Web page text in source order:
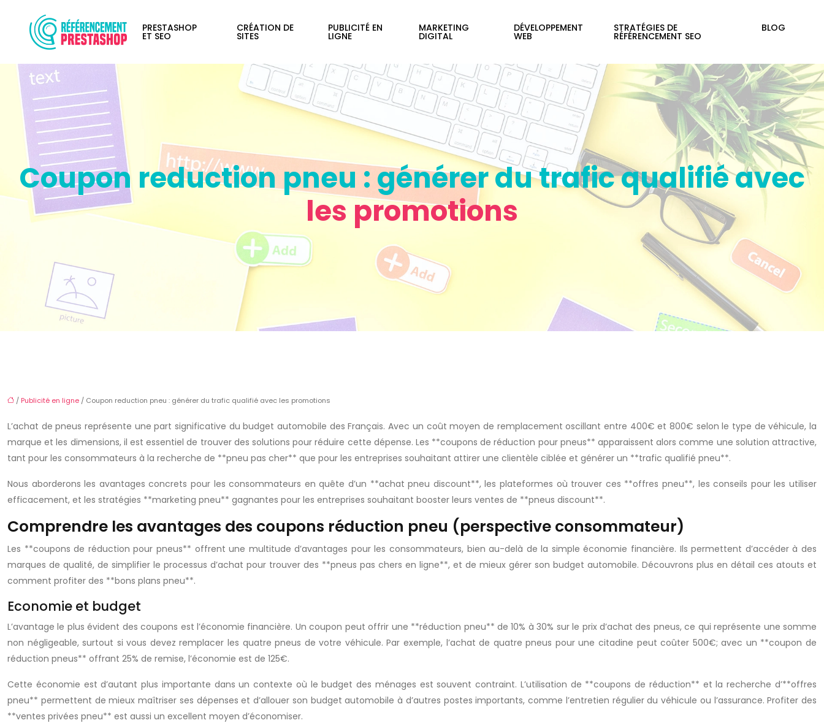
PRESTASHOP
ET SEO
CRÉATION DE
SITES
PUBLICITÉ EN
LIGNE
MARKETING
DIGITAL
DÉVELOPPEMENT
WEB
STRATÉGIES DE
RÉFÉRENCEMENT SEO
BLOG
Coupon reduction pneu : générer du trafic qualifié avec
les promotions
/ Publicité en ligne / Coupon reduction pneu : générer du trafic qualifié avec les promotions
L’achat de pneus représente une part significative du budget automobile des Français. Avec un coût moyen de remplacement oscillant entre 400€ et 800€ selon le type de véhicule, la
marque et les dimensions, il est essentiel de trouver des solutions pour réduire cette dépense. Les **coupons de réduction pour pneus** apparaissent alors comme une solution attractive,
tant pour les consommateurs à la recherche de **pneu pas cher** que pour les entreprises souhaitant attirer une clientèle ciblée et générer un **trafic qualifié pneu**.
Nous aborderons les avantages concrets pour les consommateurs en quête d’un **achat pneu discount**, les plateformes où trouver ces **offres pneu**, les conseils pour les utiliser
efficacement, et les stratégies **marketing pneu** gagnantes pour les entreprises souhaitant booster leurs ventes de **pneus discount**.
Comprendre les avantages des coupons réduction pneu (perspective consommateur)
Les **coupons de réduction pour pneus** offrent une multitude d’avantages pour les consommateurs, bien au-delà de la simple économie financière. Ils permettent d’accéder à des
marques de qualité, de simplifier le processus d’achat pour trouver des **pneus pas chers en ligne**, et de mieux gérer son budget automobile. Découvrons plus en détail ces atouts et
comment profiter des **bons plans pneu**.
Economie et budget
L’avantage le plus évident des coupons est l’économie financière. Un coupon peut offrir une **réduction pneu** de 10% à 30% sur le prix d’achat des pneus, ce qui représente une somme
non négligeable, surtout si vous devez remplacer les quatre pneus de votre véhicule. Par exemple, l’achat de quatre pneus pour une citadine peut coûter 500€; avec un **coupon de
réduction pneus** offrant 25% de remise, l’économie est de 125€.
Cette économie est d’autant plus importante dans un contexte où le budget des ménages est souvent contraint. L’utilisation de **coupons de réduction** et la recherche d’**offres
pneu** permettent de mieux maîtriser ses dépenses et d’allouer son budget automobile à d’autres postes importants, comme l’entretien régulier du véhicule ou l’assurance. Profiter des
**ventes privées pneu** est aussi un excellent moyen d’économiser.